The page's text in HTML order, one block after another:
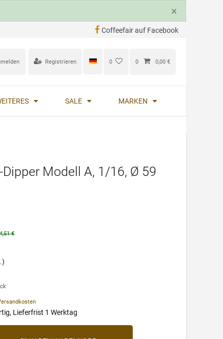
×
Coffeefair auf Facebook
Registrieren 0 0 0,00 €
SALE MARKEN
Dipper Modell A, 1/16, Ø 59
€
Lieferfrist 1 Werktag